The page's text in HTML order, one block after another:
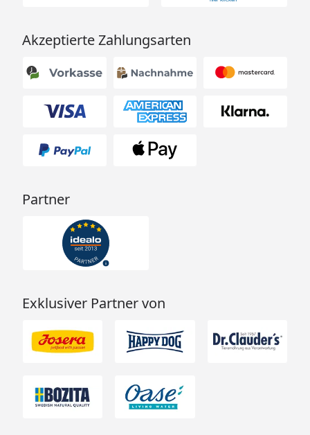
Akzeptierte Zahlungsarten
Partner
Exklusiver Partner von